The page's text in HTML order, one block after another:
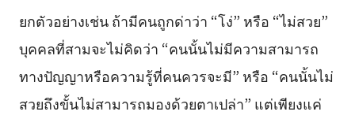
ยกตัวอย่างเช่น ถ้ามีคนถูกด่าว่า “โง่” หรือ “ไม่สวย”
บุคคลที่สามจะไม่คิดว่า “คนนั้นไม่มีความสามารถ
ทางปัญญาหรือความรู้ที่คนควรจะมี” หรือ “คนนั้นไม่
สวยถึงขั้นไม่สามารถมองด้วยตาเปล่า” แต่เพียงแค่